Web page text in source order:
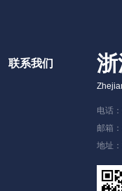
联系我们
电话
邮箱
地址